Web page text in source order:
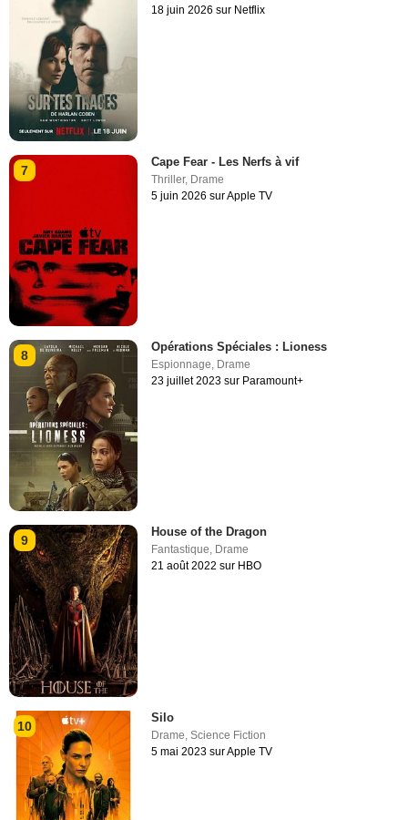
18 juin 2026 sur Netflix
7
Cape Fear - Les Nerfs à vif
Thriller, Drame
5 juin 2026 sur Apple TV
8
Opérations Spéciales : Lioness
Espionnage, Drame
23 juillet 2023 sur Paramount+
9
House of the Dragon
Fantastique, Drame
21 août 2022 sur HBO
10
Silo
Drame ,Science Fiction
5 mai 2023 sur Apple TV